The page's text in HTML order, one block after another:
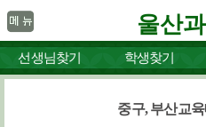
울산
선생님찾기 학생찾기
중구, 부산교